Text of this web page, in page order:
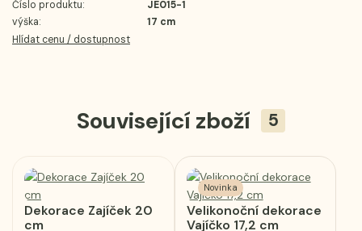
Číslo produktu:
JE015-1
výška:
17 cm
Hlídat cenu / dostupnost
Související zboží 5
Dekorace Zajíček 20
cm
Novinka
Velikonoční dekorace
Vajíčko 17,2 cm